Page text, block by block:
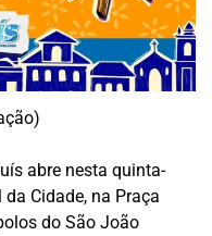
abre nesta quinta-
Cidade, na Praça
do São João